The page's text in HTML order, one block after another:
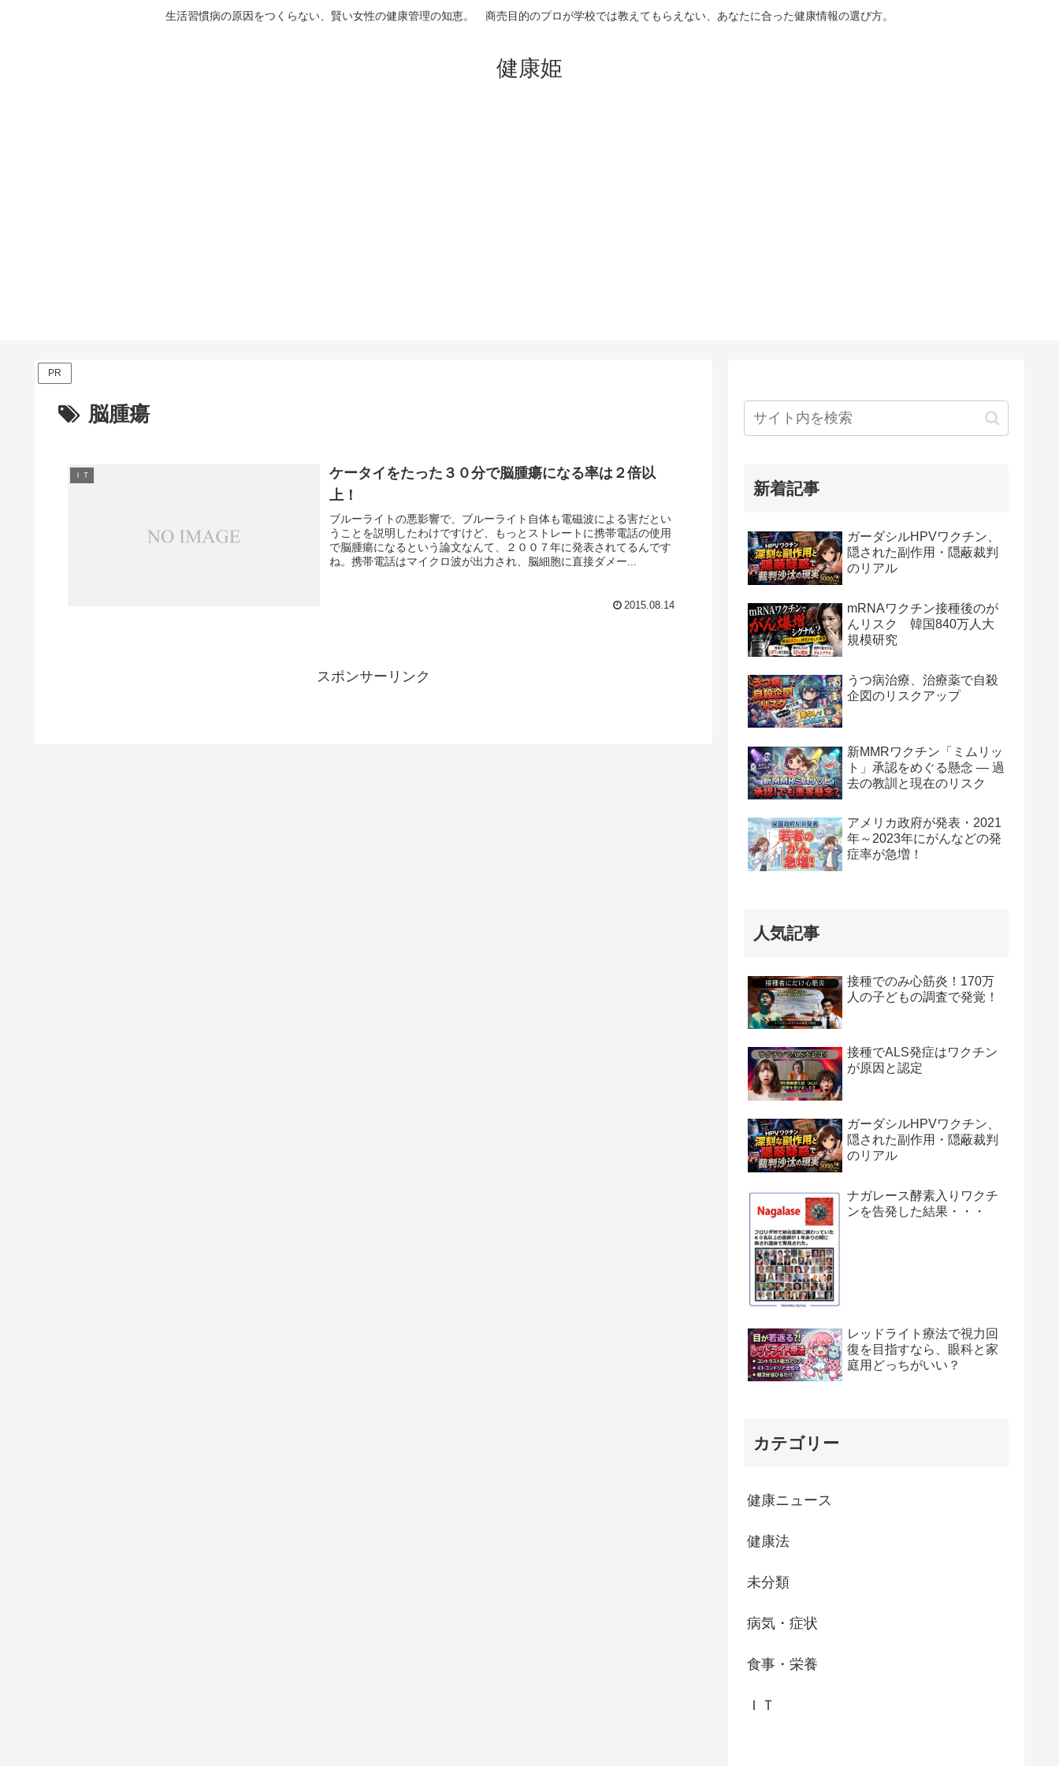
生活習慣病の原因をつくらない、賢い女性の健康管理の知恵。 商売目的のプロが学校では教えてもらえない、あなたに合った健康情報の選び方。
健康姫
PR
脳腫瘍
ＩＴ
ケータイをたった３０分で脳腫瘍になる率は２倍以
上！
ブルーライトの悪影響で、ブルーライト自体も電磁波による害だとい
うことを説明したわけですけど、もっとストレートに携帯電話の使用
で脳腫瘍になるという論文なんて、２００７年に発表されてるんです
ね。携帯電話はマイクロ波が出力され、脳細胞に直接ダメー...
2015.08.14
スポンサーリンク
新着記事
ガーダシルHPVワクチン、
隠された副作用・隠蔽裁判
のリアル
mRNAワクチン接種後のが
んリスク 韓国840万人大
規模研究
うつ病治療、治療薬で自殺
企図のリスクアップ
新MMRワクチン「ミムリッ
ト」承認をめぐる懸念 — 過
去の教訓と現在のリスク
アメリカ政府が発表・2021
年～2023年にがんなどの発
症率が急増！
人気記事
接種でのみ心筋炎！170万
人の子どもの調査で発覚！
接種でALS発症はワクチン
が原因と認定
ガーダシルHPVワクチン、
隠された副作用・隠蔽裁判
のリアル
ナガレース酵素入りワクチ
ンを告発した結果・・・
レッドライト療法で視力回
復を目指すなら、眼科と家
庭用どっちがいい？
カテゴリー
健康ニュース
健康法
未分類
病気・症状
食事・栄養
ＩＴ